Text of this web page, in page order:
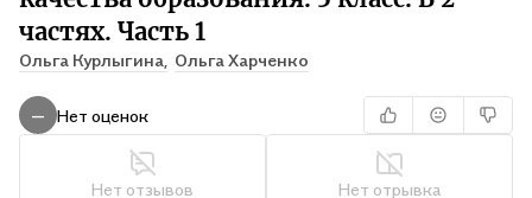
частях. Часть 1
Ольга Курлыгина, Ольга Харченко
— Нет оценок
Нет отзывов Нет отрывка